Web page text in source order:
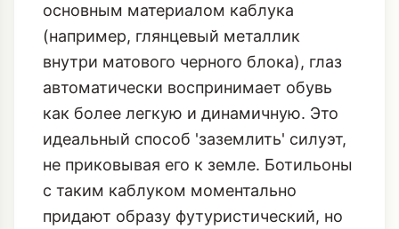
основным материалом каблука
(например, глянцевый металлик
внутри матового черного блока), глаз
автоматически воспринимает обувь
как более легкую и динамичную. Это
идеальный способ 'заземлить' силуэт,
не приковывая его к земле. Ботильоны
с таким каблуком моментально
придают образу футуристический, но